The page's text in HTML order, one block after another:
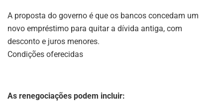
A proposta do governo é que os bancos concedam um
novo empréstimo para quitar a dívida antiga, com
desconto e juros menores.
Condições oferecidas
As renegociações podem incluir: